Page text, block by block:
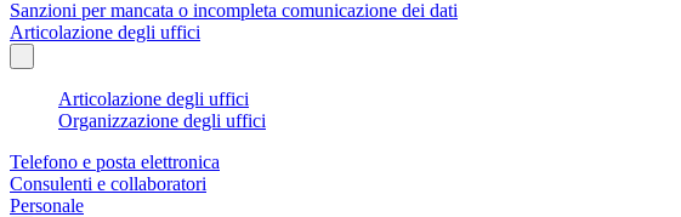
Sanzioni per mancata o incompleta comunicazione dei dati
Articolazione degli uffici
Articolazione degli uffici
Organizzazione degli uffici
Telefono e posta elettronica
Consulenti e collaboratori
Personale